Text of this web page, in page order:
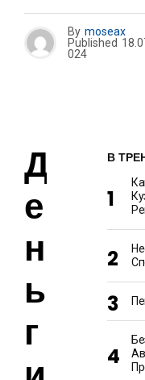
By moseax
Published
024
Д
е
н
ь
г
В